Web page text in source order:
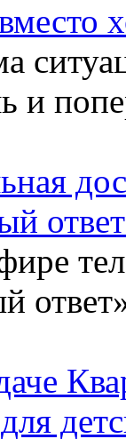
и